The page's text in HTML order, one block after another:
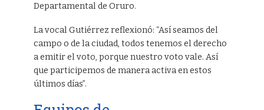
Departamental de Oruro.
La vocal Gutiérrez reflexionó: “Así seamos del
campo o de la ciudad, todos tenemos el derecho
a emitir el voto, porque nuestro voto vale. Así
que participemos de manera activa en estos
últimos días”.